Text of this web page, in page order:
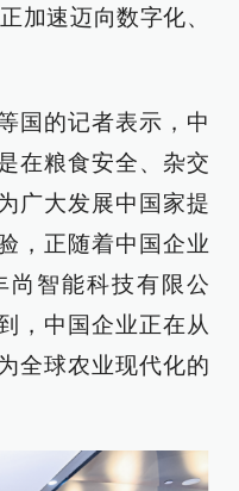
加速迈向数字化、
国的记者表示，中
在粮食安全、杂交
广大发展中国家提
，正随着中国企业
尚智能科技有限公
，中国企业正在从
全球农业现代化的